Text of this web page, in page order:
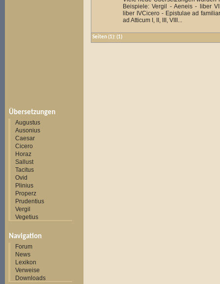
Übersetzungen
Augustus
Ausonius
Caesar
Cicero
Horaz
Sallust
Tacitus
Ovid
Plinius
Properz
Prudentius
Vergil
Vegetius
Navigation
Forum
News
Lexikon
Verweise
Downloads
Beispiele: Vergil - Aeneis - liber
liber IVCicero - Epistulae ad
ad Atticum I, II, III, VIII...
Seiten(1): (1)